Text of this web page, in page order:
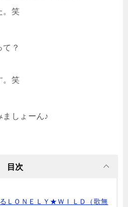
。笑
て？
。笑
ましょーん♪
目次
ＬＯＮＥＬＹ★ＷＩＬＤ（歌無